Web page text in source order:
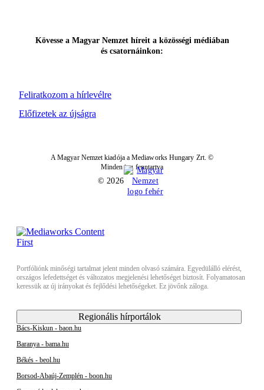
Feliratkozom a hírlevélre
Kövesse a Magyar Nemzet híreit a közösségi médiában
és csatornáinkon:
Előfizetek az újságra
A Magyar Nemzet kiadója a Mediaworks Hungary Zrt. ©
Minden jog fenntartva
© 2026
Portfóliónk minőségi tartalmat jelent minden olvasó számára. Egyedülálló elérést,
országos lefedettséget és változatos megjelenési lehetőséget biztosít. Folyamatosan
keressük az új irányokat és fejlődési lehetőségeket. Ez jövőnk záloga.
Regionális hírportálok
Bács-Kiskun - baon.hu
Baranya - bama.hu
Békés - beol.hu
Borsod-Abaúj-Zemplén - boon.hu